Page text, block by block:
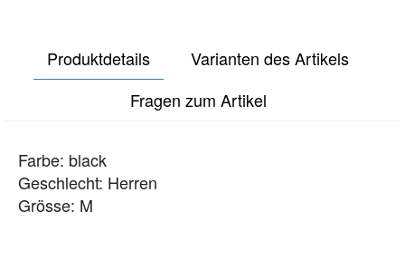
Produktdetails
Varianten des Artikels
Fragen zum Artikel
Farbe: black
Geschlecht: Herren
Grösse: M